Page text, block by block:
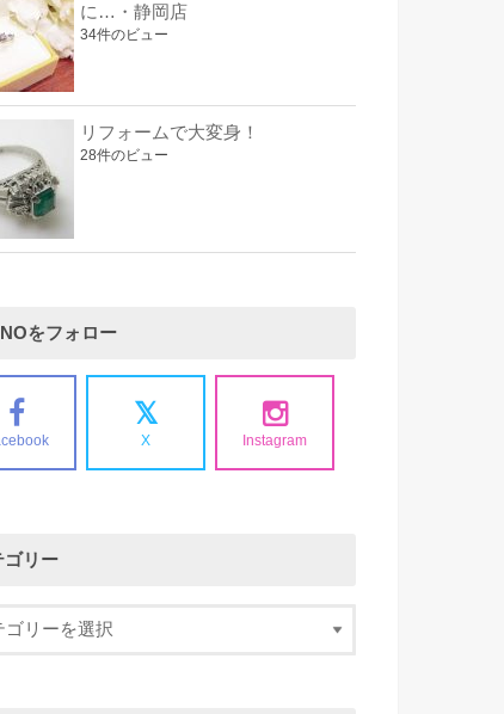
に…・静岡店
34件のビュー
リフォームで大変身！
28件のビュー
をフォロー
X Instagram
ゴリー